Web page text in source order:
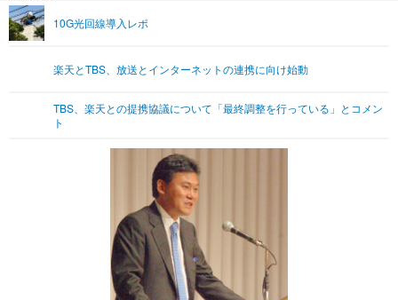
グラビア ブログ
ショッピング その他
ライフTOP
リリース一覧
10G光回線導入レポ
楽天とTBS、放送とインターネットの連携に向け始動
TBS、楽天との提携協議について「最終調整を行っている」とコメン
ト